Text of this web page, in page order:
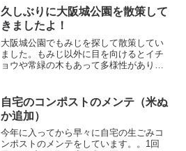
久しぶりに大阪城公園を散策して
きましたよ！
大阪城公園でもみじを探して散策してい
ました。もみじ以外に目を向けるとイチ
ョウや常緑の木もあって多様性がありま
おかげで日々を作業としてこなしていた
ことに気づけました。感謝！
自宅のコンポストのメンテ（米ぬ
か追加）
今年に入ってから早々に自宅の生ごみコ
ンポストのメンテをしています。。1回